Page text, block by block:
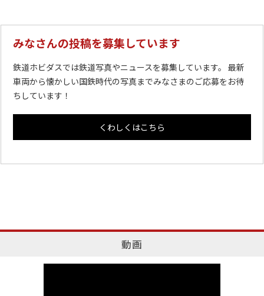
みなさんの投稿を募集しています
鉄道ホビダスでは鉄道写真やニュースを募集しています。 最新
車両から懐かしい国鉄時代の写真までみなさまのご応募をお待
ちしています！
くわしくはこちら
動画